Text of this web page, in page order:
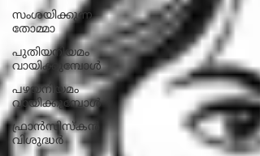
സംശയിക്കുന്ന
തോമ്മാ
പുതിയനിയമം
വായിക്കുമ്പോൾ
പഴയനിയമം
വായിക്കുമ്പോൾ
ഫ്രാൻസിസ്കൻ
വിശുദ്ധർ